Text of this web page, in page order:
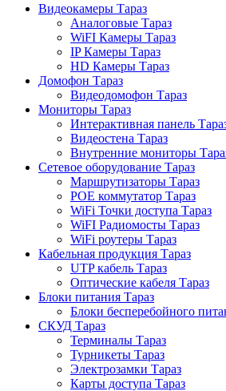
Видеокамеры Тараз
Аналоговые Тараз
WiFI Камеры Тараз
IP Камеры Тараз
HD Камеры Тараз
Домофон Тараз
Видеодомофон Тараз
Мониторы Тараз
Интерактивная панель
Видеостена Тараз
Внутренние мониторы
Сетевое оборудование Тараз
Маршрутизаторы Тараз
POE коммутатор Тараз
WiFi Точки доступа Тараз
WiFI Радиомосты Тараз
WiFi роутеры Тараз
Кабельная продукция Тараз
UTP кабель Тараз
Оптические кабеля Тараз
Блоки питания Тараз
Блоки бесперебойного
СКУД Тараз
Терминалы Тараз
Турникеты Тараз
Электрозамки Тараз
Карты доступа Тараз